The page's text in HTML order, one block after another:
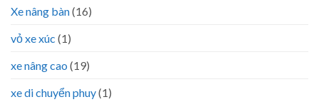
Xe nâng bàn(16)
vỏ xe xúc (1)
xe nâng cao (19)
xe di chuyển phuy(1)